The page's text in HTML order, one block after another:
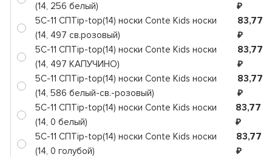
(14, 256 белый)
₽
5C-11 СПTip-top(14) носки Conte Kids носки
(14, 497 св.розовый)
83,77
₽
5C-11 СПTip-top(14) носки Conte Kids носки
(14, 497 КАПУЧИНО)
83,77
₽
5C-11 СПTip-top(14) носки Conte Kids носки
(14, 586 белый-св.-розовый)
83,77
₽
5C-11 СПTip-top(14) носки Conte Kids носки
(14, 0 белый)
83,77
₽
5C-11 СПTip-top(14) носки Conte Kids носки
(14, 0 голубой)
83,77
₽